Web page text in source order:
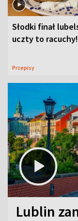
Słodki finał
uczty to racuchy!
Przepisy
Lublin